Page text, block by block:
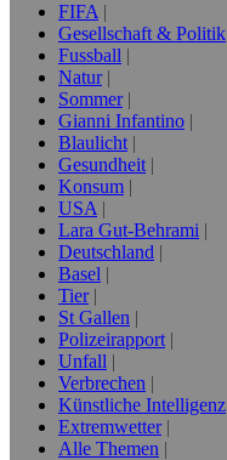
FIFA
Gesellschaft & Politik
Fussball
Natur
Sommer
Gianni Infantino
Blaulicht
Gesundheit
Konsum
USA
Lara Gut-Behrami
Deutschland
Basel
Tier
St Gallen
Polizeirapport
Unfall
Verbrechen
Künstliche Intelligenz
Extremwetter
Alle Themen